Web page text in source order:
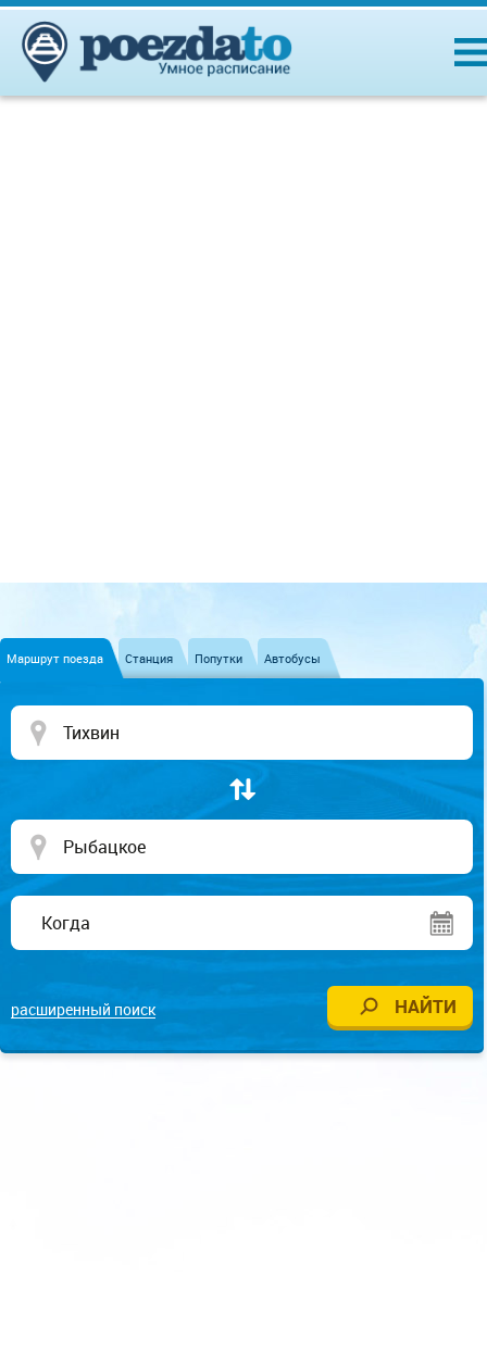
Маршрут поезда Станция Попутки Автобусы
расширенный поиск